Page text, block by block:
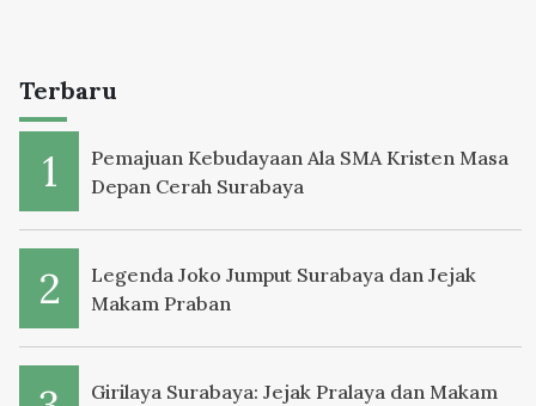
Terbaru
Pemajuan Kebudayaan Ala SMA Kristen Masa
Depan Cerah Surabaya
Legenda Joko Jumput Surabaya dan Jejak
Makam Praban
Girilaya Surabaya: Jejak Pralaya dan Makam